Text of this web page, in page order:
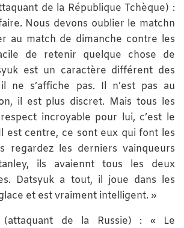
de la République Tchèque) :
Nous devons oublier le matchn
au match de dimanche contre les
de retenir quelque chose de
est un caractère différent des
ne s’affiche pas. Il n’est pas au
il est plus discret. Mais tous les
incroyable pour lui, c’est le
est centre, ce sont eux qui font les
regardez les derniers vainqueurs
ils avaiennt tous les deux
Datsyuk a tout, il joue dans les
et est vraiment intelligent. »
(attaquant de la Russie) : « Le